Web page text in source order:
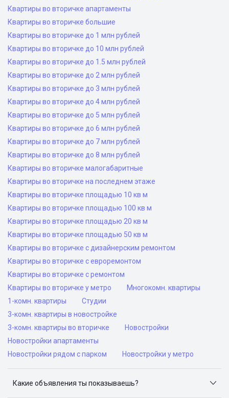
Квартиры во вторичке апартаменты
Квартиры во вторичке большие
Квартиры во вторичке до 1 млн рублей
Квартиры во вторичке до 10 млн рублей
Квартиры во вторичке до 1.5 млн рублей
Квартиры во вторичке до 2 млн рублей
Квартиры во вторичке до 3 млн рублей
Квартиры во вторичке до 4 млн рублей
Квартиры во вторичке до 5 млн рублей
Квартиры во вторичке до 6 млн рублей
Квартиры во вторичке до 7 млн рублей
Квартиры во вторичке до 8 млн рублей
Квартиры во вторичке малогабаритные
Квартиры во вторичке на последнем этаже
Квартиры во вторичке площадью 10 кв м
Квартиры во вторичке площадью 100 кв м
Квартиры во вторичке площадью 20 кв м
Квартиры во вторичке площадью 50 кв м
Квартиры во вторичке с дизайнерским ремонтом
Квартиры во вторичке с евроремонтом
Квартиры во вторичке с ремонтом
Квартиры во вторичке у метро
Многокомн. квартиры
1-комн. квартиры
Студии
3-комн. квартиры в новостройке
3-комн. квартиры во вторичке
Новостройки
Новостройки апартаменты
Новостройки рядом с парком
Новостройки у метро
Какие объявления ты показываешь?